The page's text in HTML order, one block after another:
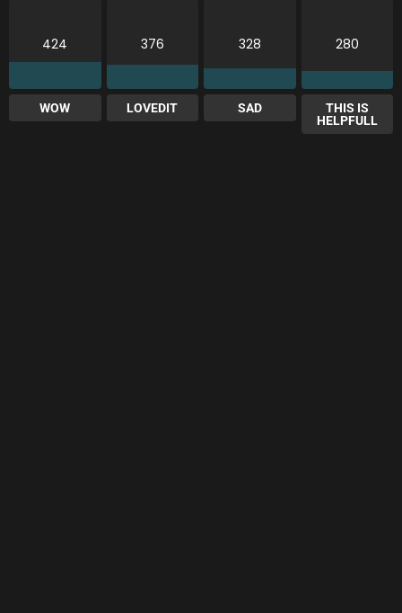
424
WOW
376
LOVEDIT
328
SAD
280
THIS IS
HELPFULL